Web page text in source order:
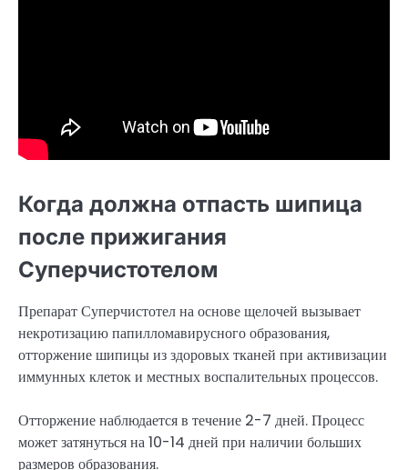
Когда должна отпасть шипица
после прижигания
Суперчистотелом
Препарат Суперчистотел на основе щелочей вызывает
некротизацию папилломавирусного образования,
отторжение шипицы из здоровых тканей при активизации
иммунных клеток и местных воспалительных процессов.
Отторжение наблюдается в течение 2-7 дней. Процесс
может затянуться на 10-14 дней при наличии больших
размеров образования.